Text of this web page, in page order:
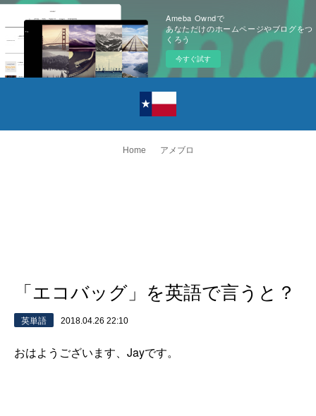
Ameba Owndで
あなただけのホームページやブログをつ
くろう
今すぐ試す
Home アメブロ
「エコバッグ」を英語で言うと？
英単語 2018.04.26 22:10
おはようございます、Jayです。